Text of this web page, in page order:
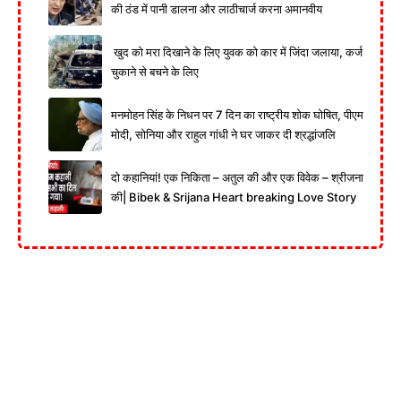
की ठंड में पानी डालना और लाठीचार्ज करना अमानवीय
खुद को मरा दिखाने के लिए युवक को कार में जिंदा जलाया, कर्ज
चुकाने से बचने के लिए
मनमोहन सिंह के निधन पर 7 दिन का राष्ट्रीय शोक घोषित, पीएम
मोदी, सोनिया और राहुल गांधी ने घर जाकर दी श्रद्धांजलि
दो कहानियां! एक निकिता – अतुल की और एक विवेक – श्रीजना
की| Bibek & Srijana Heart breaking Love Story